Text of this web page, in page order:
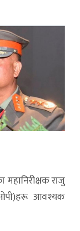
महानिरीक्षक राजु
आवश्यक